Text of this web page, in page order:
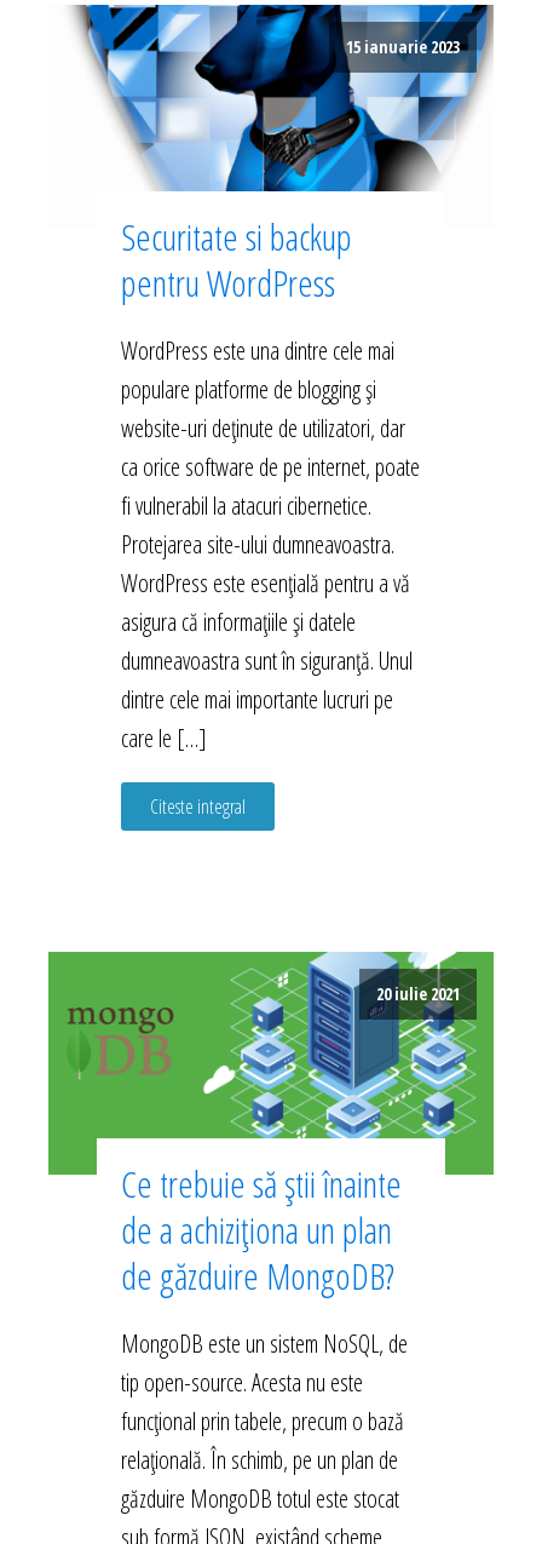
15 ianuarie 2023
Securitate si backup
pentru WordPress
WordPress este una dintre cele mai
populare platforme de blogging și
website-uri deținute de utilizatori, dar
ca orice software de pe internet, poate
fi vulnerabil la atacuri cibernetice.
Protejarea site-ului dumneavoastra.
WordPress este esențială pentru a vă
asigura că informațiile și datele
dumneavoastra sunt în siguranță. Unul
dintre cele mai importante lucruri pe
care le […]
Citeste integral
20 iulie 2021
Ce trebuie să știi înainte
de a achiziționa un plan
de găzduire MongoDB?
MongoDB este un sistem NoSQL, de
tip open-source. Acesta nu este
funcțional prin tabele, precum o bază
relațională. În schimb, pe un plan de
găzduire MongoDB totul este stocat